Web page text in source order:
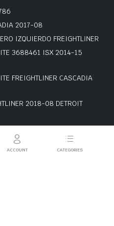
2017-08
IZQUIERDO FREIGHTLINER
3688461 ISX 2014-15
FREIGHTLINER CASCADIA
2018-08 DETROIT
ACCOUNT CATEGORIES